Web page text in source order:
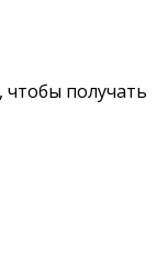
чтобы получать